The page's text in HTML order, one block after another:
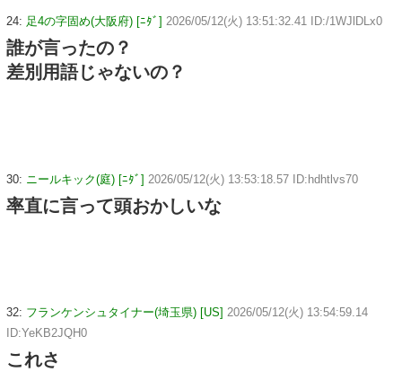
24: 足4の字固め(大阪府) [ﾆﾀﾞ] 2026/05/12(火) 13:51:32.41 ID:/1WJlDLx0
誰が言ったの？
差別用語じゃないの？
30: ニールキック(庭) [ﾆﾀﾞ] 2026/05/12(火) 13:53:18.57 ID:hdhtlvs70
率直に言って頭おかしいな
32: フランケンシュタイナー(埼玉県) [US] 2026/05/12(火) 13:54:59.14
ID:YeKB2JQH0
これさ